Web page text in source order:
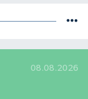
08.08.2026